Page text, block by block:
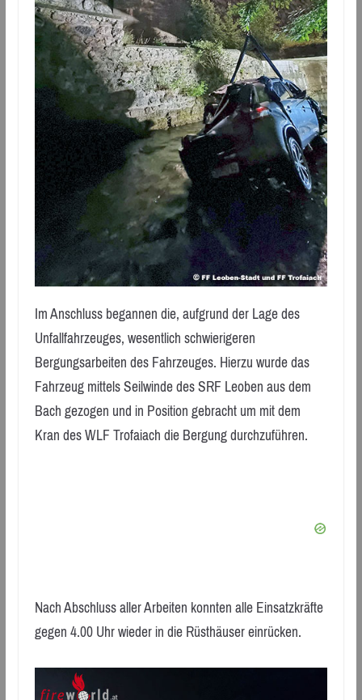
Im Anschluss begannen die, aufgrund der Lage des
Unfallfahrzeuges, wesentlich schwierigeren
Bergungsarbeiten des Fahrzeuges. Hierzu wurde das
Fahrzeug mittels Seilwinde des SRF Leoben aus dem
Bach gezogen und in Position gebracht um mit dem
Kran des WLF Trofaiach die Bergung durchzuführen.
Nach Abschluss aller Arbeiten konnten alle Einsatzkräfte
gegen 4.00 Uhr wieder in die Rüsthäuser einrücken.